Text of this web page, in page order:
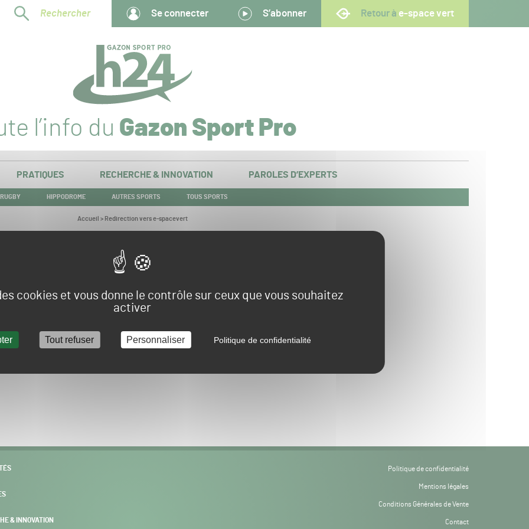
cookies et vous donne le contrôle sur ceux que vous souhaitez
activer
Tout refuser Personnaliser Politique de confidentialité
Rechercher Se connecter S’abonner Retour à e-space vert
l’info du Gazon Sport Pro
PRATIQUES RECHERCHE & INNOVATION PAROLES D’EXPERTS
RUGBY HIPPODROME AUTRES SPORTS TOUS SPORTS
Vous
Accueil > Redirection vers e-spacevert
Redirection vers e-spacevert
POURSUIVRE VERS E-SPACEVERT BY SALONVERT
& INNOVATION
Politique de confidentialité
Mentions légales
Conditions Générales de Vente
Contact